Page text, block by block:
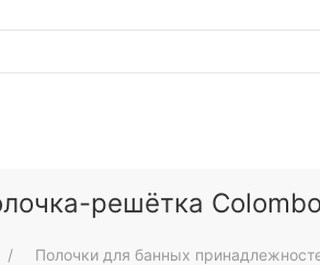
решётка
Полочки для банных